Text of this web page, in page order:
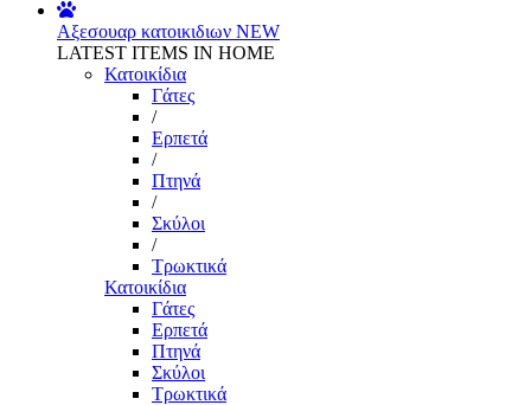
Αξεσουαρ κατοικιδιων NEW
LATEST ITEMS IN HOME
Κατοικίδια
Γάτες
/
Ερπετά
/
Πτηνά
/
Σκύλοι
/
Τρωκτικά
Κατοικίδια
Γάτες
Ερπετά
Πτηνά
Σκύλοι
Τρωκτικά